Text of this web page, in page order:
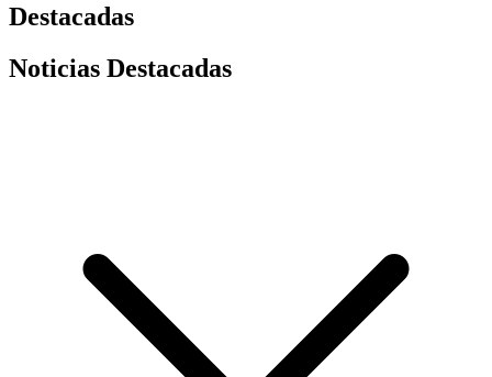
Destacadas
Noticias Destacadas